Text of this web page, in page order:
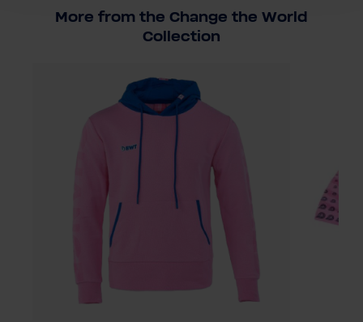
More from the Change the World
Collection